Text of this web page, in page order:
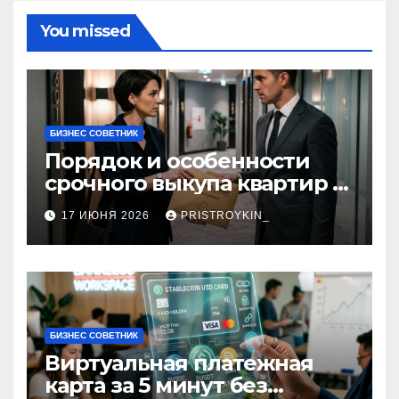
You missed
БИЗНЕС СОВЕТНИК
Порядок и особенности
срочного выкупа квартир в
срок 1–3 дня
17 ИЮНЯ 2026 PRISTROYKIN_
БИЗНЕС СОВЕТНИК
Виртуальная платежная
карта за 5 минут без